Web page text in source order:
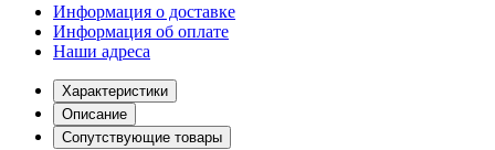
Информация о доставке
Информация об оплате
Наши адреса
Характеристики
Описание
Сопутствующие товары